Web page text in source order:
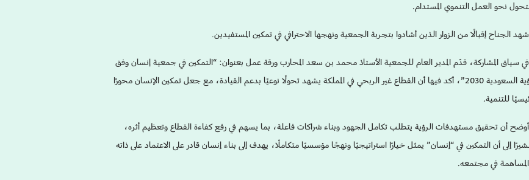
نحو العمل التنموي المستدام.
الجناح إقبالًا من الزوار الذين أشادوا بتجربة الجمعية ونهجها الاحترافي في تمكين المستفيدين.
سياق المشاركة، قدّم المدير العام للجمعية الأستاذ محمد بن سعد المحارب ورقة عمل بعنوان: “التمكين في جمعية إنسان وفق
رؤية السعودية 2030”، أكد فيها أن القطاع غير الربحي في المملكة يشهد تحولًا نوعيًا بدعم القيادة، مع جعل تمكين الإنسان محورًا
للتنمية.
أن تحقيق مستهدفات الرؤية يتطلب تكامل الجهود وبناء شراكات فاعلة، بما يسهم في رفع كفاءة القطاع وتعظيم أثره،
إلى أن التمكين في “إنسان” يمثل خيارًا استراتيجيًا ونهجًا مؤسسيًا متكاملًا، يهدف إلى بناء إنسان قادر على الاعتماد على ذاته
في مجتمعه.